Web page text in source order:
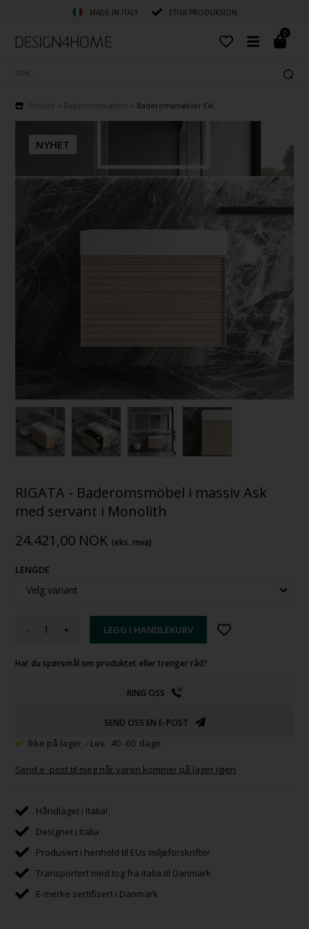
MADE IN ITALY ETISK PRODUKSJON
0
Forside Baderomsmøbler Baderomsmøbler Eik
NYHET
RIGATA - Baderomsmöbel i massiv Ask
med servant i Monolith
24.421,00 NOK (eks. mva)
LENGDE
- +
Har du spørsmål om produktet eller trenger råd?
RING OSS
SEND OSS EN E-POST
Ikke på lager - Lev. 40 -60 dage
Send e -post til meg når varen kommer på lager igjen
Håndlaget i Italia!
Designet i Italia
Produsert i henhold til EUs miljøforskrifter
Transportert med tog fra Italia til Danmark
E-merke sertifisert i Danmark